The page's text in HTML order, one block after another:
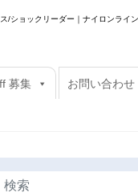
/ショックリーダー｜ナイロンラ
募集 お問い合わせ